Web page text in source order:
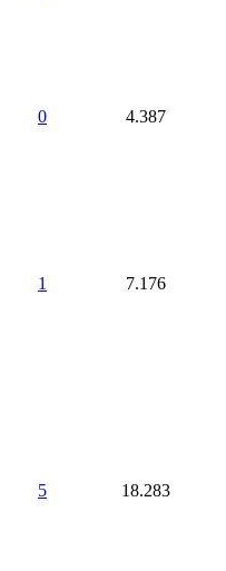
0 4.387
1 7.176
5 18.283